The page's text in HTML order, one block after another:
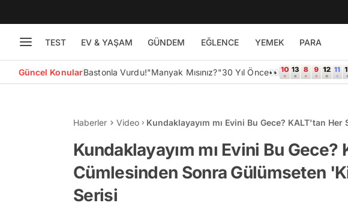
TEST EV & YAŞAM GÜNDEM EĞLENCE YEMEK PARA
Güncel KonularBastonla Vurdu!"Manyak Mısınız?"30 Yıl Önce👀
Haberler Video
Kundaklayayım mı Evini Bu Gece? KALT'tan
Kundaklayayım mı Evini Bu Gece?
Cümlesinden Sonra Gülümseten
Serisi